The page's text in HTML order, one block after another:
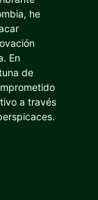
he
En
de
a través